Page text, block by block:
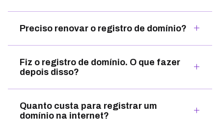
Preciso renovar o registro de domínio?
Fiz o registro de domínio. O que fazer
depois disso?
Quanto custa para registrar um
domínio na internet?